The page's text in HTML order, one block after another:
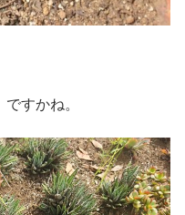
ですかね。